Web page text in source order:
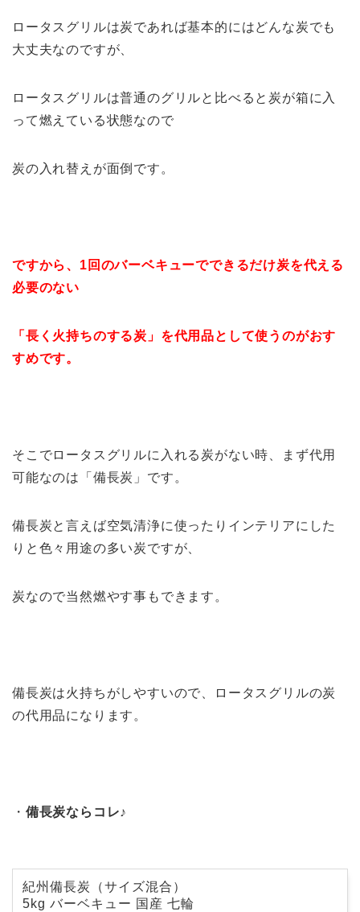
ロータスグリルは炭であれば基本的にはどんな炭でも
大丈夫なのですが、
ロータスグリルは普通のグリルと比べると炭が箱に入
って燃えている状態なので
炭の入れ替えが面倒です。
ですから、1回のバーベキューでできるだけ炭を代える
必要のない
「長く火持ちのする炭」を代用品として使うのがおす
すめです。
そこでロータスグリルに入れる炭がない時、まず代用
可能なのは「備長炭」です。
備長炭と言えば空気清浄に使ったりインテリアにした
りと色々用途の多い炭ですが、
炭なので当然燃やす事もできます。
備長炭は火持ちがしやすいので、ロータスグリルの炭
の代用品になります。
・ 備長炭ならコレ♪
紀州備長炭（サイズ混合）
5kg バーベキュー 国産 七輪